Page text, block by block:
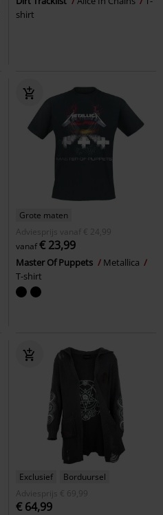
shirt
Grote maten
Adviesprijs
vanaf € 24,99
vanaf€ 23,99
Master Of Puppets
Metallica
T-shirt
Exclusief
Borduursel
Adviesprijs
€ 69,99
€ 64,99